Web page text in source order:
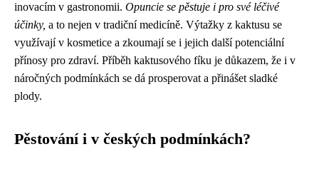
inovacím v gastronomii. Opuncie se pěstuje i pro své léčivé
účinky, a to nejen v tradiční medicíně. Výtažky z kaktusu se
využívají v kosmetice a zkoumají se i jejich další potenciální
přínosy pro zdraví. Příběh kaktusového fíku je důkazem, že i v
náročných podmínkách se dá prosperovat a přinášet sladké
plody.
Pěstování i v českých podmínkách?